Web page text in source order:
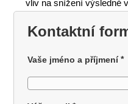
vliv na snížení výsledné
Kontaktní
Vaše jméno a příjmení*